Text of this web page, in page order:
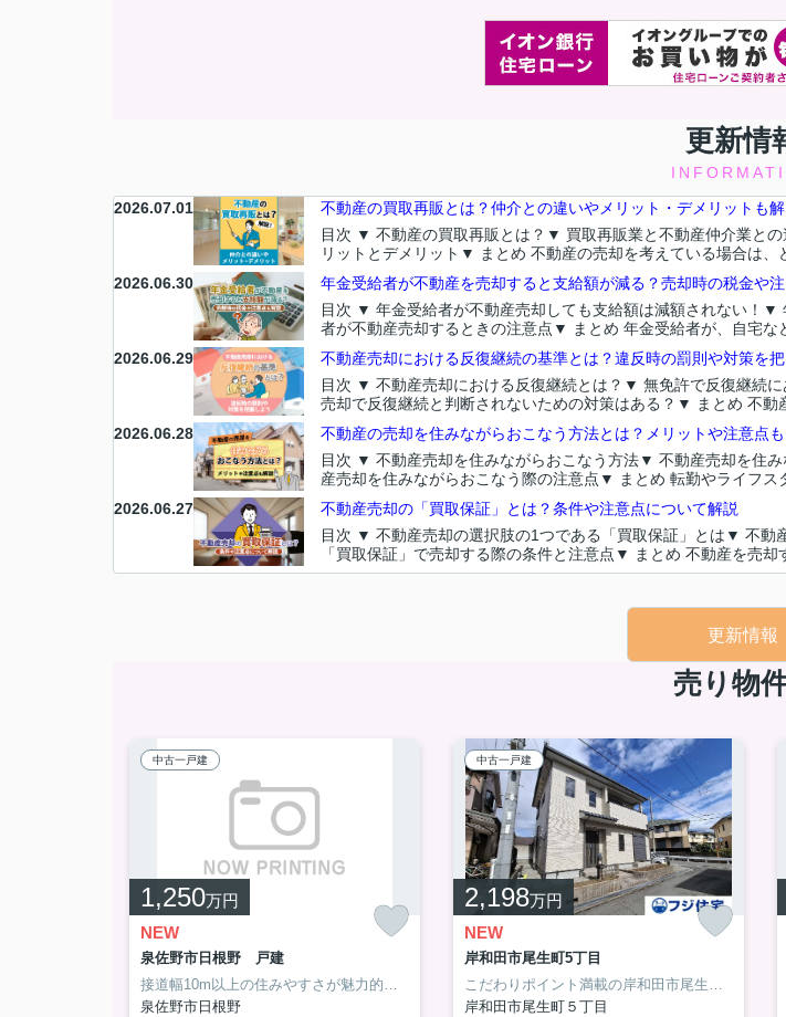
更新情
2026.07.01
不動産の買取再販とは？仲介との違いやメリット・デメリットも解
目次 ▼ 不動産の買取再販とは？▼ 買取再販業と不動産仲介業と
リットとデメリット▼ まとめ 不動産の売却を考えている場合は、
2026.06.30
年金受給者が不動産を売却すると支給額が減る？売却時の税金や注
目次 ▼ 年金受給者が不動産売却しても支給額は減額されない！
者が不動産売却するときの注意点▼ まとめ 年金受給者が、自宅な
2026.06.29
不動産売却における反復継続の基準とは？違反時の罰則や対策を把
目次 ▼ 不動産売却における反復継続とは？▼ 無免許で反復継続
売却で反復継続と判断されないための対策はある？▼ まとめ 不動
2026.06.28
不動産の売却を住みながらおこなう方法とは？メリットや注意点も
目次 ▼ 不動産売却を住みながらおこなう方法▼ 不動産売却を住
産売却を住みながらおこなう際の注意点▼ まとめ 転勤やライフス
2026.06.27
不動産売却の「買取保証」とは？条件や注意点について解説
目次 ▼ 不動産売却の選択肢の1つである「買取保証」とは▼ 不動
「買取保証」で売却する際の条件と注意点▼ まとめ 不動産を売却
更新情報
売り物
中古一戸建
1,250万円
NEW
泉佐野市日根野 戸建
泉佐野市日根野
中古一戸建
2,198万円
NEW
岸和田市尾生町5丁目
岸和田市尾生町５丁目